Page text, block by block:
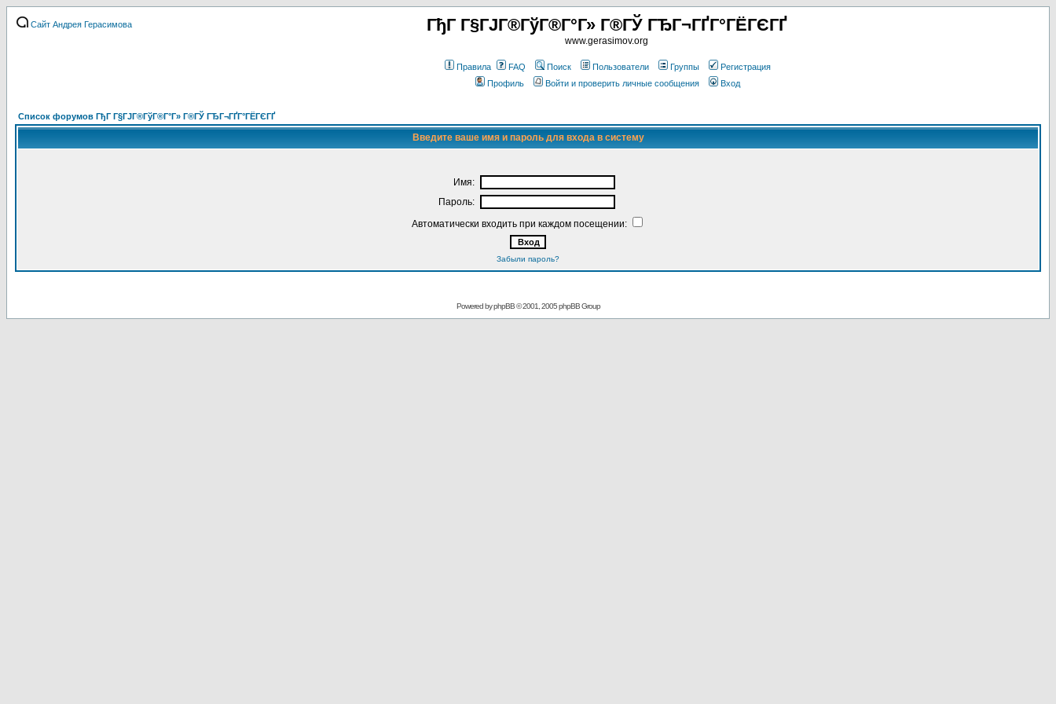
Сайт Андрея Герасимова ГђГ Г§ГЈГ®ГўГ®Г°Г» Г®ГЎ ГЂГ¬ГҐГ°ГЁГЄГҐ
www.gerasimov.org
Правила FAQ Поиск Пользователи Группы
Регистрация
Профиль
Войти и проверить личные сообщения Вход
Список форумов ГђГ Г§ГЈГ®ГўГ®Г°Г» Г®ГЎ ГЂГ¬ГҐГ°ГЁГЄГҐ
Введите ваше имя и пароль для входа в систему
Имя:
Пароль:
Автоматически входить при каждом посещении:
Забыли пароль?
Powered byphpBB© 2001, 2005 phpBB Group